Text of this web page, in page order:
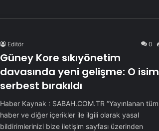
Editör 0
Güney Kore sıkıyönetim
davasında yeni gelişme: O isim
serbest bırakıldı
Haber Kaynak : SABAH.COM.TR “Yayınlanan tüm
haber ve diğer içerikler ile ilgili olarak yasal
bildirimlerinizi bize iletişim sayfası üzerinden